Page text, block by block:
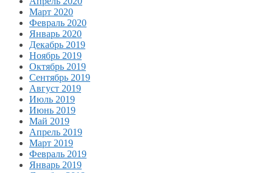
Март 2020
Февраль 2020
Январь 2020
Декабрь 2019
Ноябрь 2019
Октябрь 2019
Сентябрь 2019
Август 2019
Июль 2019
Июнь 2019
Май 2019
Апрель 2019
Март 2019
Февраль 2019
Январь 2019